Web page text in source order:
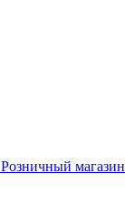
Розничный магазин